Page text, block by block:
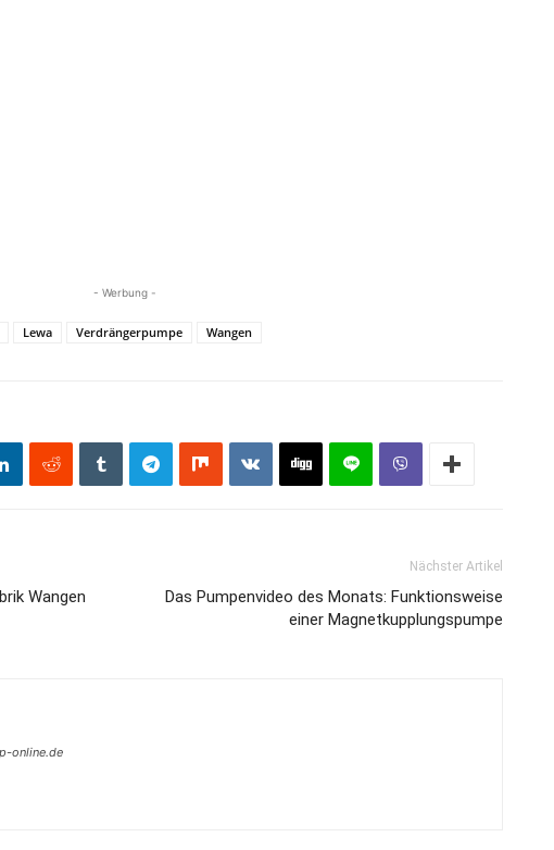
- Werbung -
Lewa Verdrängerpumpe Wangen
Wangen
Nächster Artikel
Das Pumpenvideo des Monats: Funktionsweise
einer Magnetkupplungspumpe
online.de